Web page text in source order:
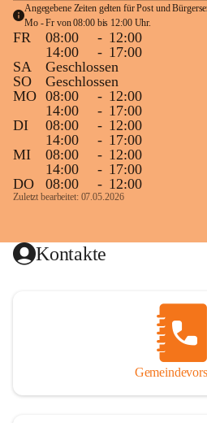
Angegebene Zeiten gelten für Post und
Mo - Fr von 08:00 bis 12:00 Uhr.
FR 08:00 - 12:00
14:00
- 17:00
SA
Geschlossen
SO
Geschlossen
MO 08:00 - 12:00
14:00
- 17:00
DI
08:00 - 12:00
14:00
- 17:00
MI
08:00 - 12:00
14:00
- 17:00
DO
08:00 - 12:00
Zuletzt bearbeitet: 07.05.2026
Kontakte